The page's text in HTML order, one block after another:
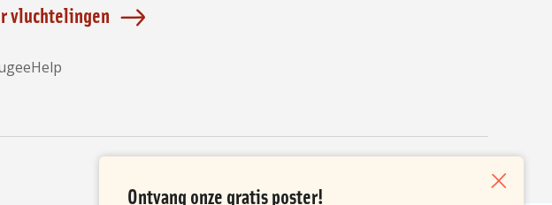
vluchtelingen
Ontvang onze gratis poster!